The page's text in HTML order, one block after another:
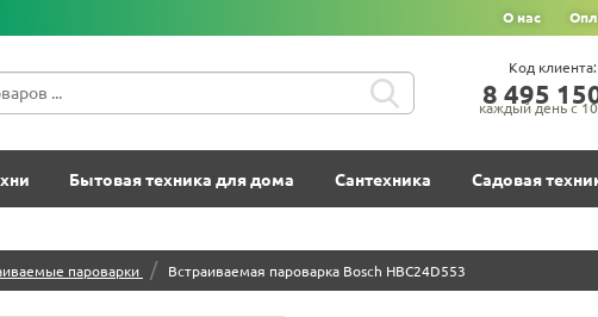
О нас
8‍ 4‍9‍5‍
каждый день с
Код клиента:
Бытовая техника для дома Сантехника Садовая
пароварки / Встраиваемая пароварка Bosch HBC24D553